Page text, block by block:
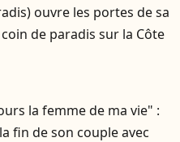
ouvre les portes de sa
de paradis sur la Côte
la femme de ma vie" :
fin de son couple avec